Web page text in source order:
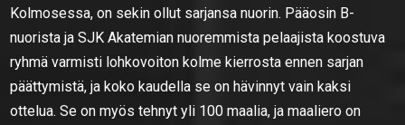
Kolmosessa, on sekin ollut sarjansa nuorin. Pääosin B-
nuorista ja SJK Akatemian nuoremmista pelaajista koostuva
ryhmä varmisti lohkovoiton kolme kierrosta ennen sarjan
päättymistä, ja koko kaudella se on hävinnyt vain kaksi
ottelua. Se on myös tehnyt yli 100 maalia, ja maaliero on